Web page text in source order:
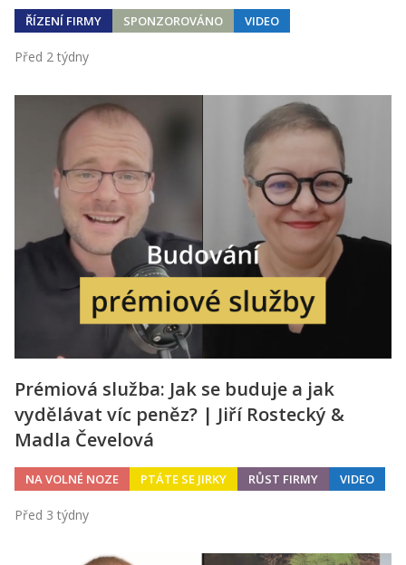
ŘÍZENÍ FIRMY SPONZOROVÁNO VIDEO
Před 2 týdny
Prémiová služba: Jak se buduje a jak
vydělávat víc peněz? | Jiří Rostecký &
Madla Čevelová
NA VOLNÉ NOZE PTÁTE SE JIRKY RŮST FIRMY VIDEO
Před 3 týdny